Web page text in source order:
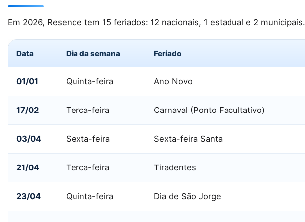
Em 2026, Resende tem 15 feriados: 12 nacionais, 1 estadual e 2 municipais.
Data Dia da semana Feriado
01/01 Quinta-feira Ano Novo
17/02 Terca-feira Carnaval (Ponto Facultativo)
03/04 Sexta-feira Sexta-feira Santa
21/04 Terca-feira Tiradentes
23/04 Quinta-feira Dia de São Jorge